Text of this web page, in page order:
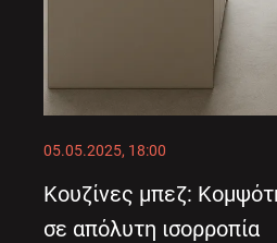
05.05.2025, 18:00
Κουζίνες μπεζ:
σε απόλυτη ισορροπία